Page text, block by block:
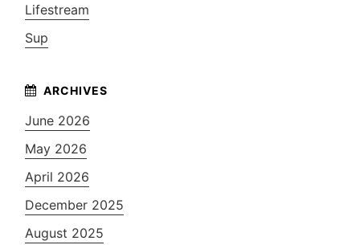
Lifestream
Sup
June 2026
May 2026
April 2026
December 2025
August 2025